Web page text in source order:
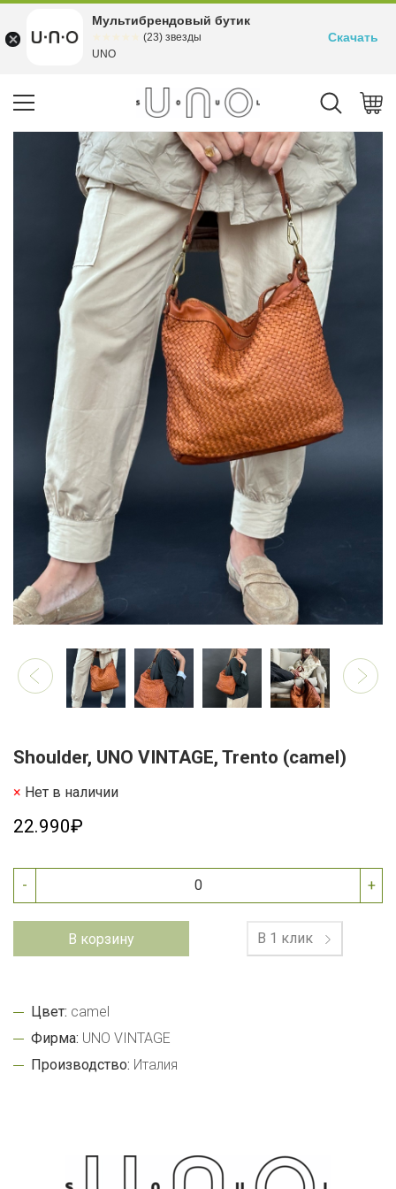
Shoulder, UNO VINTAGE, Trento (camel)
Нет в наличии
22.990₽
- +
В корзину В 1 клик
Цвет: camel
Фирма: UNO VINTAGE
Производство: Италия
Мультибрендовый бутик
(23) звезды
UNO
Скачать